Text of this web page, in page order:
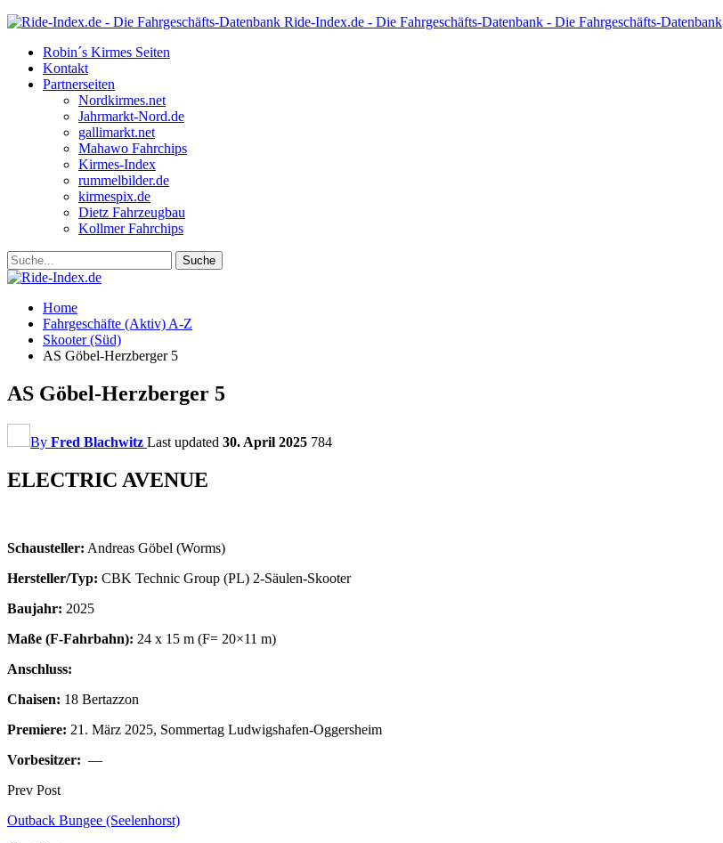
Ride-Index.de - Die Fahrgeschäfts-Datenbank - Die Fahrgeschäfts-Datenbank
Robin´s Kirmes Seiten
Kontakt
Partnerseiten
Nordkirmes.net
Jahrmarkt-Nord.de
gallimarkt.net
Mahawo Fahrchips
Kirmes-Index
rummelbilder.de
kirmespix.de
Dietz Fahrzeugbau
Kollmer Fahrchips
Home
Fahrgeschäfte (Aktiv) A-Z
Skooter (Süd)
AS Göbel-Herzberger 5
AS Göbel-Herzberger 5
By Fred Blachwitz Last updated 30. April 2025 784
ELECTRIC AVENUE
Schausteller: Andreas Göbel (Worms)
Hersteller/Typ: CBK Technic Group (PL) 2-Säulen-Skooter
Baujahr: 2025
Maße (F-Fahrbahn): 24 x 15 m (F= 20×11 m)
Anschluss:
Chaisen: 18 Bertazzon
Premiere: 21. März 2025, Sommertag Ludwigshafen-Oggersheim
Vorbesitzer: —
Prev Post
Outback Bungee (Seelenhorst)